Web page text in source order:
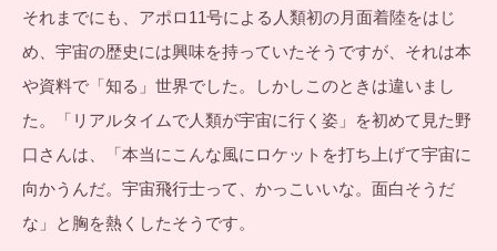
それまでにも、アポロ11号による人類初の月面着陸をはじ
め、宇宙の歴史には興味を持っていたそうですが、それは本
や資料で「知る」世界でした。しかしこのときは違いまし
た。「リアルタイムで人類が宇宙に行く姿」を初めて見た野
口さんは、「本当にこんな風にロケットを打ち上げて宇宙に
向かうんだ。宇宙飛行士って、かっこいいな。面白そうだ
な」と胸を熱くしたそうです。